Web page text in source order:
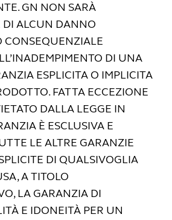
GN NON SARÀ
DI ALCUN DANNO
CONSEQUENZIALE
DI UNA
ESPLICITA O IMPLICITA
FATTA ECCEZIONE
DALLA LEGGE IN
È ESCLUSIVA E
LE ALTRE GARANZIE
DI QUALSIVOGLIA
A TITOLO
LA GARANZIA DI
E IDONEITÀ PER UN